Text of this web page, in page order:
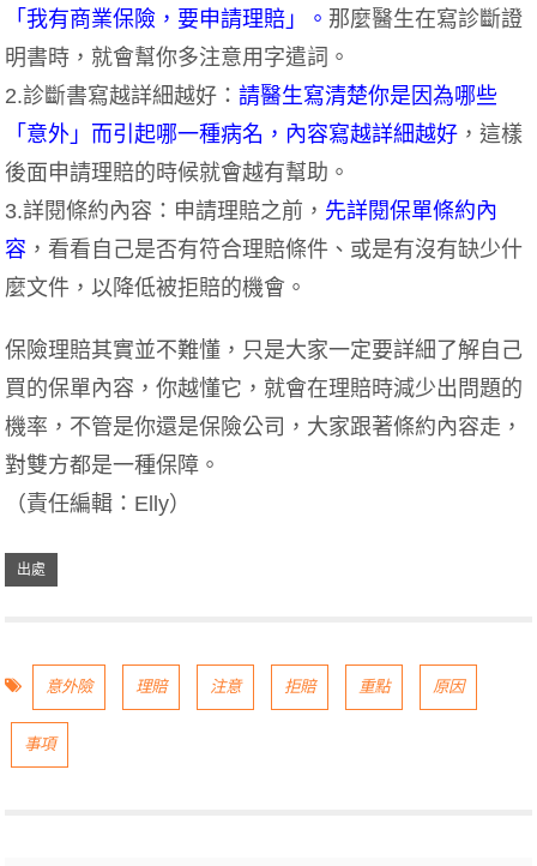
「我有商業保險，要申請理賠」。 那麼醫生在寫診斷證
明書時，就會幫你多注意用字遣詞。
2.診斷書寫越詳細越好：請醫生寫清楚你是因為哪些
「意外」而引起哪一種病名，內容寫越詳細越好 ，這樣
後面申請理賠的時候就會越有幫助。
3.詳閱條約內容： 申請理賠之前， 先詳閱保單條約內
容 ，看看自己是否有符合理賠條件、或是有沒有缺少什
麼文件，以降低被拒賠的機會。
保險理賠其實並不難懂，只是大家一定要詳細了解自己
買的保單內容，你越懂它，就會在理賠時減少出問題的
機率，不管是你還是保險公司，大家跟著條約內容走，
對雙方都是一種保障。
（責任編輯：Elly）
意外險 理賠 注意 拒賠 重點 原因
事項